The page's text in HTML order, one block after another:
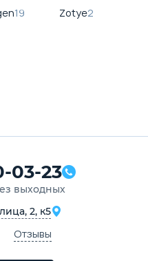
19
Zotye2
03-23
выходных
2, к5
Отзывы